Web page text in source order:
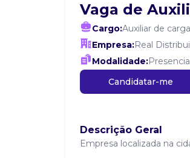
Vaga de
Cargo:Auxiliar de
Empresa:Real
Modalidade:
Candidatar-me
Descrição Geral
Empresa localizada na